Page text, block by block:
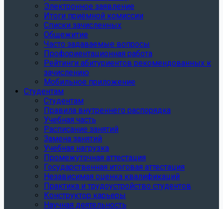
Электронное заявление
Итоги приёмной комиссии
Списки зачисленных
Общежитие
Часто задаваемые вопросы
Профориентационная работа
Рейтинги абитуриентов рекомендованных к
зачислению
Мобильное приложение
Студентам
Студентам
Правила внутреннего распорядка
Учебная часть
Расписание занятий
Замена занятий
Учебная нагрузка
Промежуточная аттестация
Государственная итоговая аттестация
Независимая оценка квалификаций
Практика и трудоустройство студентов
Конструктор карьеры
Научная деятельность